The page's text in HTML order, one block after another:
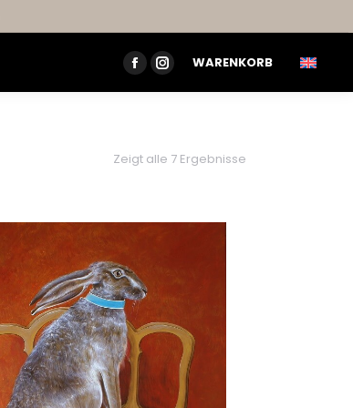
FACEBOOK
PAGE
NEW
INSTAGRAM
PAGE
NEW
WARENKORB
Zeigt alle 7 Ergebnisse